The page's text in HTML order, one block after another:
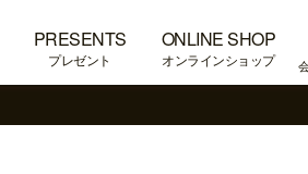
PRESENTS
プレゼント
ONLINE SHOP
オンラインショップ